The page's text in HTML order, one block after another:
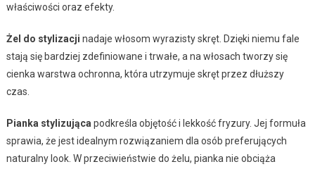
właściwości oraz efekty.
Żel do stylizacji nadaje włosom wyrazisty skręt. Dzięki niemu fale
stają się bardziej zdefiniowane i trwałe, a na włosach tworzy się
cienka warstwa ochronna, która utrzymuje skręt przez dłuższy
czas.
Pianka stylizująca podkreśla objętość i lekkość fryzury. Jej formuła
sprawia, że jest idealnym rozwiązaniem dla osób preferujących
naturalny look. W przeciwieństwie do żelu, pianka nie obciąża